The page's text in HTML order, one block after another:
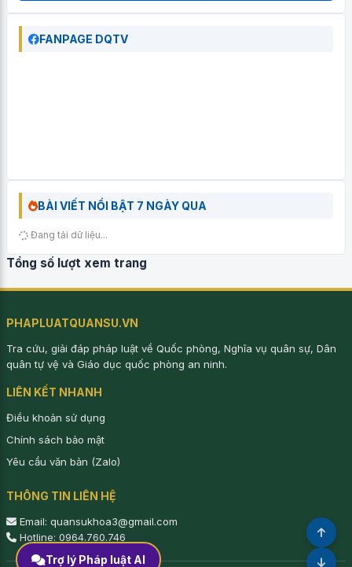
FANPAGE DQTV
BÀI VIẾT NỔI BẬT 7 NGÀY QUA
Đang tải dữ liệu...
Tổng số lượt xem trang
Trợ lý Pháp luật AI
PHAPLUATQUANSU.VN
Tra cứu, giải đáp pháp luật về Quốc phòng, Nghĩa vụ quân sự, Dân
quân tự vệ và Giáo dục quốc phòng an ninh.
LIÊN KẾT NHANH
Điều khoản sử dụng
Chính sách bảo mật
Yêu cầu văn bản (Zalo)
THÔNG TIN LIÊN HỆ
Email: quansukhoa3@gmail.com
Hotline: 0964.760.746